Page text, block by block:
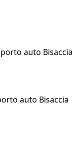
auto Bisaccia